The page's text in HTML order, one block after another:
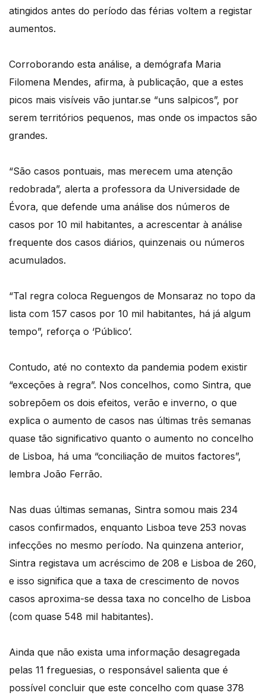
atingidos antes do período das férias voltem a registar
aumentos.
Corroborando esta análise, a demógrafa Maria
Filomena Mendes, afirma, à publicação, que a estes
picos mais visíveis vão juntar.se “uns salpicos”, por
serem territórios pequenos, mas onde os impactos são
grandes.
“São casos pontuais, mas merecem uma atenção
redobrada”, alerta a professora da Universidade de
Évora, que defende uma análise dos números de
casos por 10 mil habitantes, a acrescentar à análise
frequente dos casos diários, quinzenais ou números
acumulados.
“Tal regra coloca Reguengos de Monsaraz no topo da
lista com 157 casos por 10 mil habitantes, há já algum
tempo”, reforça o ‘Público’.
Contudo, até no contexto da pandemia podem existir
“exceções à regra”. Nos concelhos, como Sintra, que
sobrepõem os dois efeitos, verão e inverno, o que
explica o aumento de casos nas últimas três semanas
quase tão significativo quanto o aumento no concelho
de Lisboa, há uma “conciliação de muitos factores”,
lembra João Ferrão.
Nas duas últimas semanas, Sintra somou mais 234
casos confirmados, enquanto Lisboa teve 253 novas
infecções no mesmo período. Na quinzena anterior,
Sintra registava um acréscimo de 208 e Lisboa de 260,
e isso significa que a taxa de crescimento de novos
casos aproxima-se dessa taxa no concelho de Lisboa
(com quase 548 mil habitantes).
Ainda que não exista uma informação desagregada
pelas 11 freguesias, o responsável salienta que é
possível concluir que este concelho com quase 378